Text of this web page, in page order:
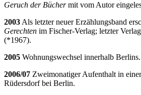
Geruch der Büchermit vom Autor
2003 Als letzter neuer Erzählungsband
Gerechten im Fischer-Verlag; letzter
(*1967).
2005 Wohnungswechsel innerhalb Berlins.
2006/07 Zweimonatiger Aufenthalt in
Rüdersdorf bei Berlin.